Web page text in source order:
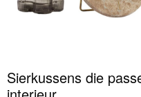
Sierkussens die